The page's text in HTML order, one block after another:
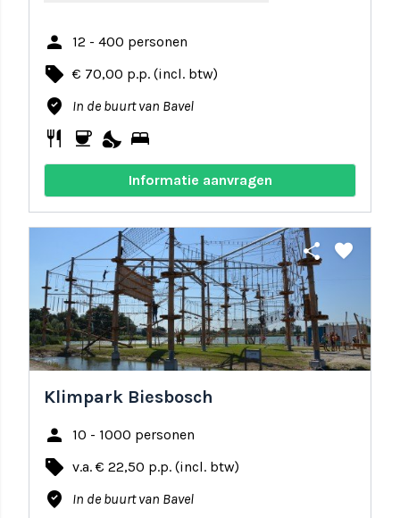
person 12 - 400 personen
local_offer € 70,00 p.p. (incl. btw)
where_to_vote In de buurt van Bavel
restaurant coffee nights_stay bed
Informatie aanvragen
share favorite
Klimpark Biesbosch
person 10 - 1000 personen
local_offer v.a. € 22,50 p.p. (incl. btw)
where_to_vote In de buurt van Bavel